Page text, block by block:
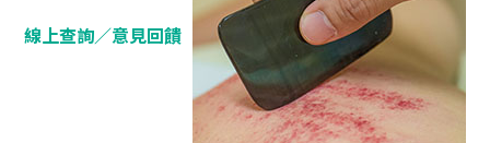
線上查詢／意見回饋